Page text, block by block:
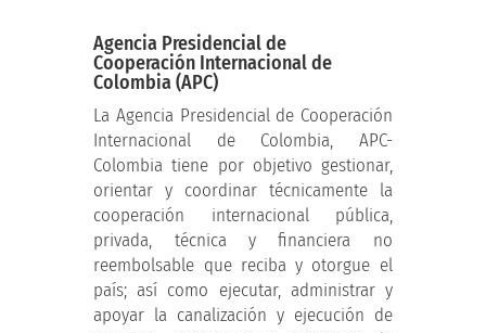
Agencia Presidencial de
Cooperación Internacional de
Colombia (APC)
La Agencia Presidencial de Cooperación
Internacional de Colombia, APC-
Colombia tiene por objetivo gestionar,
orientar y coordinar técnicamente la
cooperación internacional pública,
privada, técnica y financiera no
reembolsable que reciba y otorgue el
país; así como ejecutar, administrar y
apoyar la canalización y ejecución de